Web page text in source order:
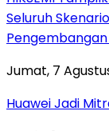
Seluruh
Jumat, 7
Huawei Jadi